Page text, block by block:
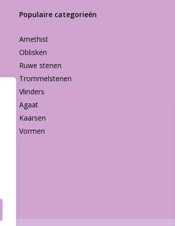
Populaire categorieën
Amethist
Oblisken
Ruwe stenen
Trommelstenen
Vlinders
Agaat
Kaarsen
Vormen